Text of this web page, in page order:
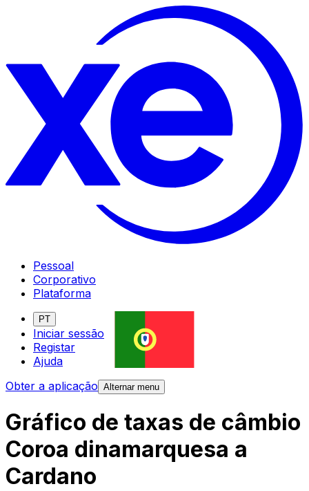
Pessoal
Corporativo
Plataforma
PT
Iniciar sessão
Registar
Ajuda
Obter a aplicação Alternar menu
Gráfico de taxas de câmbio
Coroa dinamarquesa a
Cardano